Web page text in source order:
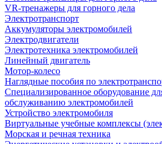
VR-тренажеры для горного дела
Электротранспорт
Аккумуляторы электромобилей
Электродвигатели
Электротехника электромобилей
Линейный двигатель
Мотор-колесо
Наглядные пособия по
Специализированное оборудование
обслуживанию электромобилей
Устройство электромобиля
Виртуальные учебные комплексы
Морская и речная техника